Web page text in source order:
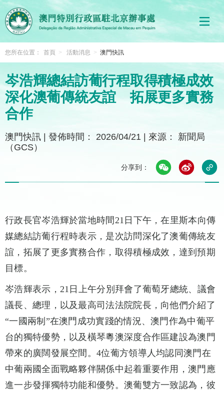
您所在位置： 首頁 > 活動消息 > 澳門快訊
岑浩輝總結訪葡行程取得積極成效
深化澳葡傳統友誼 拓展更多實務
合作
澳門快訊 | 發佈時間： 2026/04/21 | 來源： 新聞局
（GCS）
分享到：
行政長官岑浩輝於當地時間21日下午，在里斯本向傳
媒總結訪葡行程時表示，是次訪問深化了澳葡傳統友
誼，拓展了更多實務合作，取得積極成效，達到預期
目標。
岑浩輝表示，21日上午分別拜會了葡萄牙總統、議會
議長、總理，以及最高司法法院院長，向他們介紹了
“一國兩制”在澳門成功實踐的情況、澳門作為中葡平
台的獨特優勢，以及橫琴粵澳深度合作區建設為澳門
帶來的廣闊發展空間。4位葡方領導人均認同澳門在
中葡兩國全面戰略夥伴關係中起着重要作用，澳門應
進一步發揮獨特功能和優勢。澳葡雙方一致認為，彼